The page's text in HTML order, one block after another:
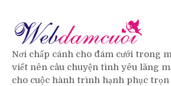
Nơi chấp cánh cho đám cưới trong
viết nên câu chuyện tình yêu lãng
cho cuộc hành trình hạnh phục trọn